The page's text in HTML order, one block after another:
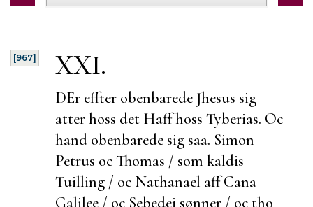
MELODIER
[967] XXI.
DEr effter obenbarede Jhesus sig
atter hoss det Haff hoss Tyberias. Oc
hand obenbarede sig saa. Simon
Petrus oc Thomas / som kaldis
Tuilling / oc Nathanael aff Cana
Galilee / oc Sebedei sønner / oc tho